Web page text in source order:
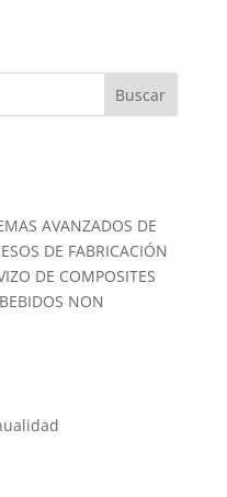
AVANZADOS DE
DE FABRICACIÓN
DE COMPOSITES
NON